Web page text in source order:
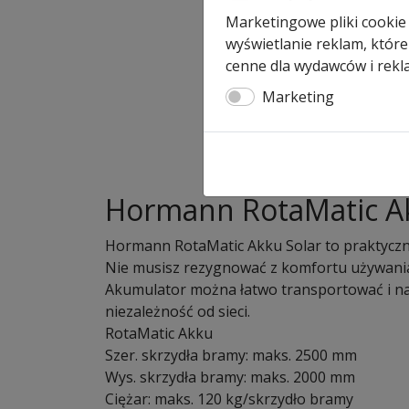
Hormann RotaMatic
Hormann RotaMatic Akku Solar to
Nie musisz rezygnować z komfortu
Akumulator można łatwo transportować i
niezależność od sieci.
RotaMatic Akku
Szer. skrzydła bramy: maks. 2500 mm
Wys. skrzydła bramy: maks. 2000 mm
Ciężar: maks. 120 kg/skrzydło bramy
Marketingowe pliki
wyświetlanie reklam,
cenne dla wydawców i
Marketing